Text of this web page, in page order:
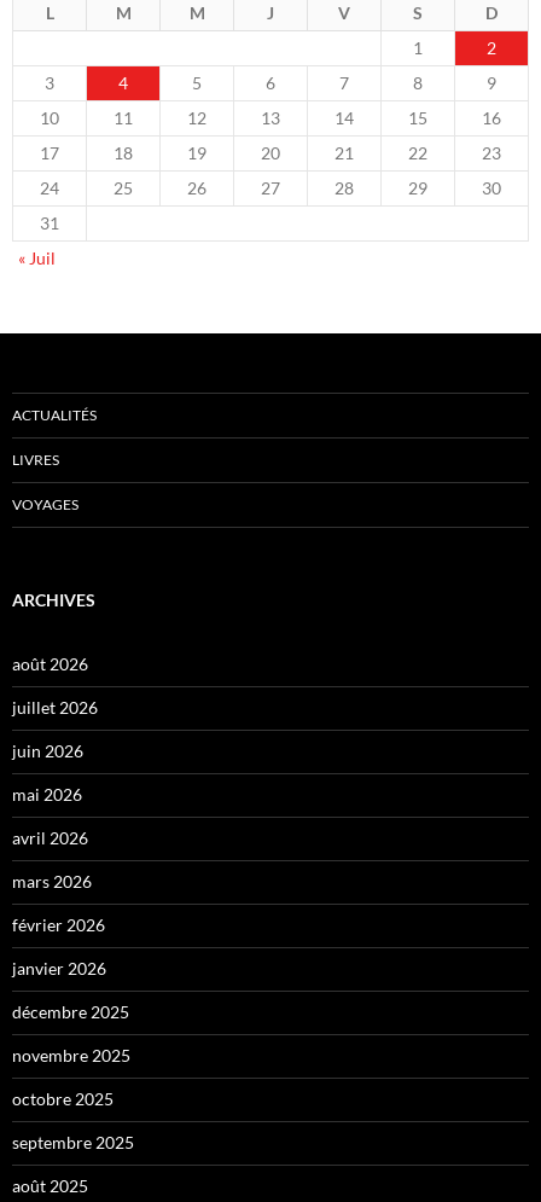
L M M J V S
D
1
2
3
4 5 6 7 8
9
10
11 12 13 14 15
16
17
18 19 20 21 22
23
24
25 26 27 28 29
30
31
« Juil
ACTUALITÉS
LIVRES
VOYAGES
ARCHIVES
août 2026
juillet 2026
juin 2026
mai 2026
avril 2026
mars 2026
février 2026
janvier 2026
décembre 2025
novembre 2025
octobre 2025
septembre 2025
août 2025